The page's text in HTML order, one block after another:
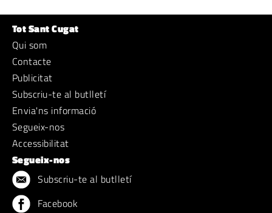
Tot Sant Cugat
Qui som
Contacte
Publicitat
Subscriu-te al butlletí
Envia'ns informació
Segueix-nos
Accessibilitat
Segueix-nos
Subscriu-te al butlletí
Facebook